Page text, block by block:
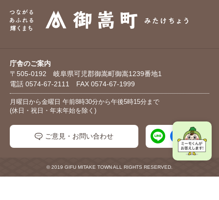
庁舎のご案内
〒505-0192 岐阜県可児郡御嵩町御嵩1239番地1
電話 0574-67-2111 FAX 0574-67-1999
月曜日から金曜日 午前8時30分から午後5時15分まで
(休日・祝日・年末年始を除く)
ご意見・お問い合わせ
© 2019 GIFU MITAKE TOWN ALL RIGHTS RESERVED.